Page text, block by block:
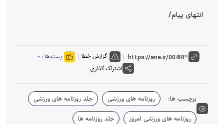
انتهای پیام/
گزارش خطا پسندها : ۰
اشتراک گذاری
برچسب ها: روزنامه های ورزشی
جلد روزنامه های ورزشی
روزنامه های ورزشی امروز
جلد روزنامه ها